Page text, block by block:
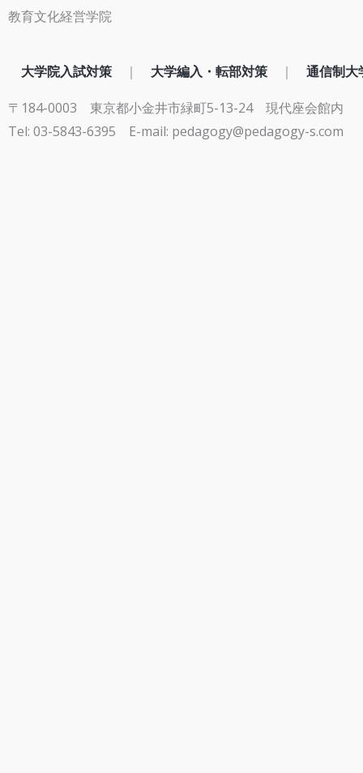
教育文化経営学院
大学院入試対策 ｜ 大学編入・転部対策 ｜ 通信制大
〒184-0003 東京都小金井市緑町5-13-24 現代座会館内
Tel: 03-5843-6395 E-mail: pedagogy@pedagogy-s.com